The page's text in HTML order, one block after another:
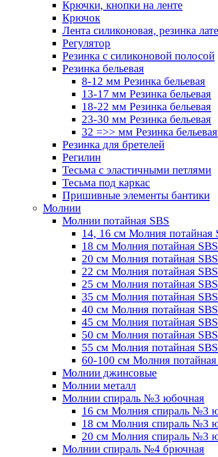
Крючки, кнопки на ленте
Крючок
Лента силиконовая, резинка
Регулятор
Резинка с силиконовой полосой
Резинка бельевая
8-12 мм Резинка бельевая
13-17 мм Резинка бельевая
18-22 мм Резинка бельевая
23-30 мм Резинка бельевая
32 =>> мм Резинка бельевая
Резинка для бретелей
Регилин
Тесьма с эластичными петлями
Тесьма под каркас
Пришивные элементы бантики
Молнии
Молнии потайная SBS
14, 16 см Молния потайная
18 см Молния потайная SBS
20 см Молния потайная SBS
22 см Молния потайная SBS
25 см Молния потайная SBS
35 см Молния потайная SBS
40 см Молния потайная SBS
45 см Молния потайная SBS
50 см Молния потайная SBS
55 см Молния потайная SBS
60-100 см Молния
Молнии джинсовые
Молнии металл
Молнии спираль №3 юбочная
16 см Молния спираль №3
18 см Молния спираль №3
20 см Молния спираль №3
Молнии спираль №4 брючная